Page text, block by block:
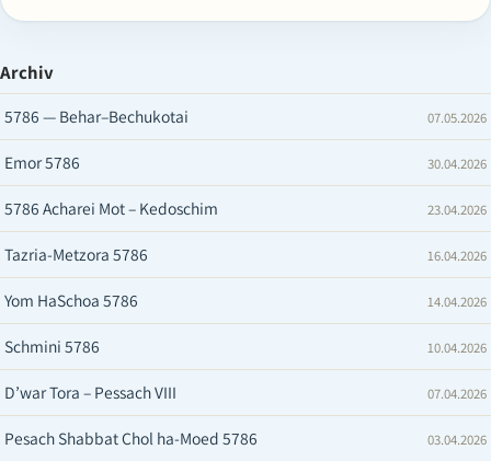
Archiv
5786 — Behar–Bechukotai 07.05.2026
Emor 5786 30.04.2026
5786 Acharei Mot – Kedoschim 23.04.2026
Tazria-Metzora 5786 16.04.2026
Yom HaSchoa 5786 14.04.2026
Schmini 5786 10.04.2026
D’war Tora – Pessach VIII 07.04.2026
Pesach Shabbat Chol ha-Moed 5786 03.04.2026